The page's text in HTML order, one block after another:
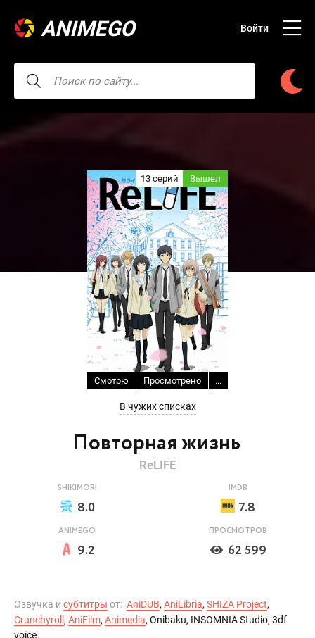
ANIMEGO Войти
Повторная жизнь
13 серий Вышел
Смотрю Просмотрено ...
В чужих списках
ReLIFE
SHIKIMORI
8.0
IMDB
7.8
ANIMEGO
9.2
ПРОСМОТРОВ
62 599
Озвучка и субтитры от: AniDUB, AniLibria, SHIZA Project,
Crunchyroll , AniFilm, Animedia, Onibaku, INSOMNIA Studio, 3df
voice